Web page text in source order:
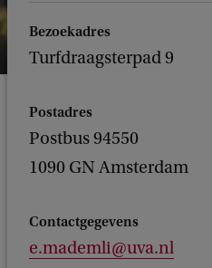
Bezoekadres
Turfdraagsterpad 9
Postadres
Postbus 94550
1090 GN Amsterdam
Contactgegevens
e.mademli@uva.nl